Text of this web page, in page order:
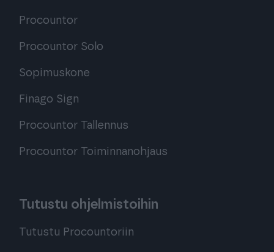
Procountor
Procountor Solo
Sopimuskone
Finago Sign
Procountor Tallennus
Procountor Toiminnanohjaus
Tutustu ohjelmistoihin
Tutustu Procountoriin